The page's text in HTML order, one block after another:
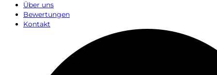
Über uns
Bewertungen
Kontakt